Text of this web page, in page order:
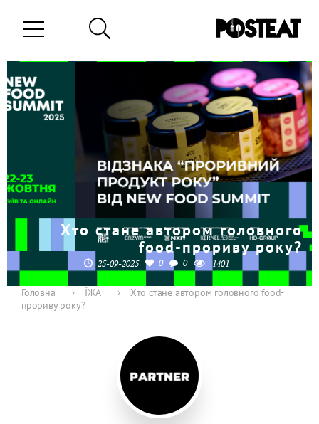
Хто стане автором головного
food-прориву року?
25-09-2025 0 0 1401
Головна › ЇЖА ›
Хто стане автором головного food-
прориву року?